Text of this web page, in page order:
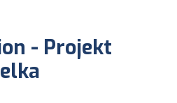
- Projekt